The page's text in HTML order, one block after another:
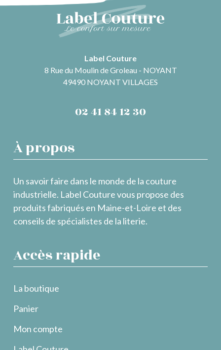
Label Couture
8 Rue du Moulin de Groleau - NOYANT
49490 NOYANT VILLAGES
02 41 84 12 30
À propos
Un savoir faire dans le monde de la couture
industrielle. Label Couture vous propose des
produits fabriqués en Maine-et-Loire et des
conseils de spécialistes de la literie.
Accès rapide
La boutique
Panier
Mon compte